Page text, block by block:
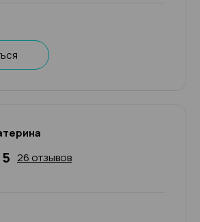
5 26 отзывов